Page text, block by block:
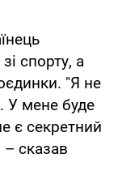
спорту, а
"Я не
У мене буде
є секретний
– сказав